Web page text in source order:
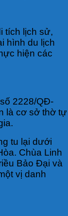
tích lịch sử,
hình du lịch
hiện các
2228/QĐ-
là cơ sở thờ tự
tu lại dưới
Chùa Linh
Bảo Đại và
vị danh